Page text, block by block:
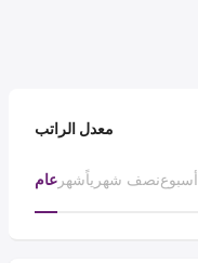
معدل الراتب
عام شهرنصف شهرياًأسبوع